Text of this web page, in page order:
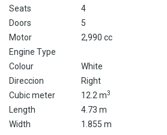
Seats
4
Doors
5
Motor
2,990 cc
Engine Type
Colour
White
Direccion
Right
Cubic meter
12.2 m3
Length
4.73 m
Width
1.855 m